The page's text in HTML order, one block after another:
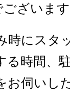
ざいます
時にスタ
る時間、
お伺いし